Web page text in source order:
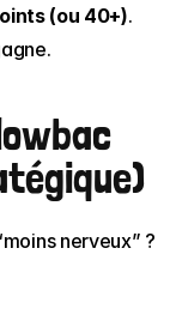
(ou 40+).
nerveux” ?